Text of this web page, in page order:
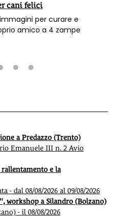
cani felici
per curare e
al proprio amico a 4 zampe
a Predazzo (Trento)
Emanuele III n. 2 Avio
rallentamento e la
- dal 08/08/2026 al 09/08/2026
workshop a Silandro (Bolzano)
- il 08/08/2026